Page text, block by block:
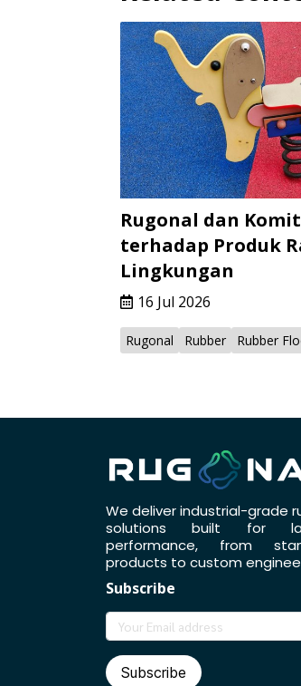
Rugonal dan
terhadap Produk
Lingkungan
16 Jul 2026
Rugonal Rubber Rubber
We deliver industrial-grade
solutions built for
performance, from
products to custom
Subscribe
Subscribe